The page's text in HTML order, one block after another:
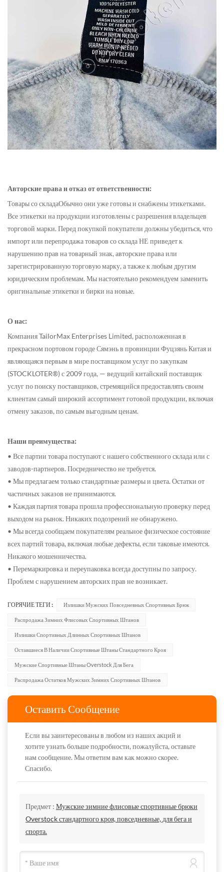
Авторские права и отказ от ответственности:
Товары со складаОбычно они уже готовы и снабжены этикетками.
Все этикетки на продукции изготовлены с разрешения владельцев
торговой марки. Перед покупкой покупатели должны убедиться, что
импорт или перепродажа товаров со склада НЕ приведет к
нарушению прав на товарный знак, авторские права или
зарегистрированную торговую марку, а также к любым другим
юридическим проблемам. Мы настоятельно рекомендуем заменить
оригинальные этикетки и бирки на новые.
О нас:
Компания TailorMax Enterprises Limited, расположенная в
прекрасном портовом городе Сямэнь в провинции Фуцзянь Китая и
являющаяся первым в мире поставщиком услуг по закупкам
(STOCKLOTER®) с 2009 года, — ведущий китайский поставщик
услуг по поиску поставщиков, стремящийся предоставлять своим
клиентам самый широкий ассортимент готовой продукции, включая
отмену заказов, по самым выгодным ценам.
Наши преимущества:
• Все партии товара поступают с нашего собственного склада или с
заводов-партнеров. Посредничество не требуется.
• Мы предлагаем только стандартные размеры и цвета. Остатки от
частичных заказов не принимаются.
• Каждая партия товара прошла профессиональную проверку перед
выходом на рынок. Никаких подозрений не обнаружено.
• Мы всегда сообщаем покупателям реальное физическое состояние
всех партий товара, включая любые дефекты, если таковые имеются.
Никакого мошенничества.
• Перемаркировка и переупаковка всегда доступны по запросу.
Проблем с нарушением авторских прав не возникает.
ГОРЯЧИЕ ТЕГИ : Излишки Мужских Повседневных Спортивных Брюк
Распродажа Зимних Флисовых Спортивных Штанов
Излишки Спортивных Длинных Спортивных Штанов
Оставшиеся В Наличии Спортивные Штаны Стандартного Кроя
Мужские Спортивные Штаны Overstock Для Бега
Распродажа Остатков Мужских Зимних Спортивных Штанов
Оставить Сообщение
Если вы заинтересованы в любом из наших акций и
хотите узнать больше подробности, пожалуйста, оставьте
нам сообщение. Мы ответим вам как можно скорее.
Спасибо.
Предмет : Мужские зимние флисовые спортивные брюки
Overstock стандартного кроя, повседневные, для бега и
спорта.